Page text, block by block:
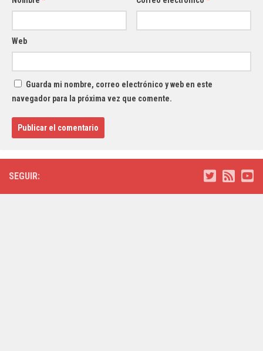
Web
Guarda mi nombre, correo electrónico y web en este
navegador para la próxima vez que comente.
SEGUIR: